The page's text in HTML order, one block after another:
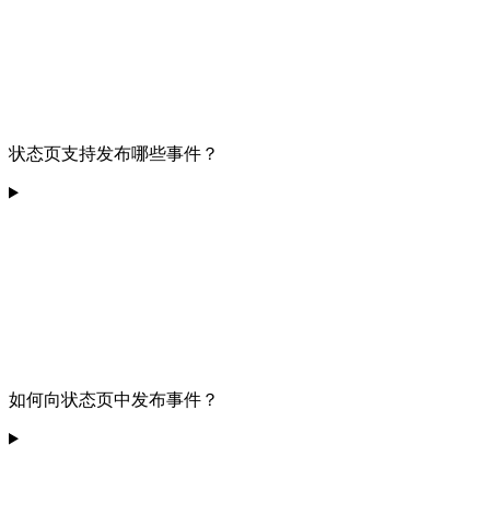
状态页支持发布哪些事件？
如何向状态页中发布事件？